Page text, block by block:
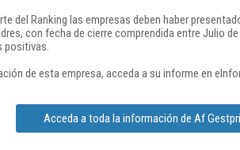
del Ranking las empresas deben haber
con fecha de cierre comprendida entre Julio
positivas.
de esta empresa, acceda a su informe en
Acceda a toda la información de Af